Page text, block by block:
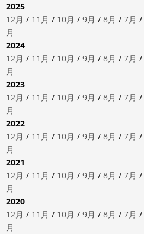
2025
12月 / 11月 / 10月 / 9月 / 8月 / 7月 /
月
2024
12月 / 11月 / 10月 / 9月 / 8月 / 7月 /
月
2023
12月 / 11月 / 10月 / 9月 / 8月 / 7月 /
月
2022
12月 / 11月 / 10月 / 9月 / 8月 / 7月 /
月
2021
12月 / 11月 / 10月 / 9月 / 8月 / 7月 /
月
2020
12月 / 11月 / 10月 / 9月 / 8月 / 7月 /
月